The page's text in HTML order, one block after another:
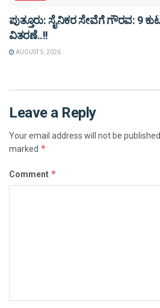
ಪುತ್ತೂರು: ಸೈನಿಕರ ಸೇವೆಗೆ ಗೌರವ: 9
ವಿತರಣೆ..!!
AUGUST 5, 2026
Leave a Reply
Your email address will not be published.
marked *
Comment *